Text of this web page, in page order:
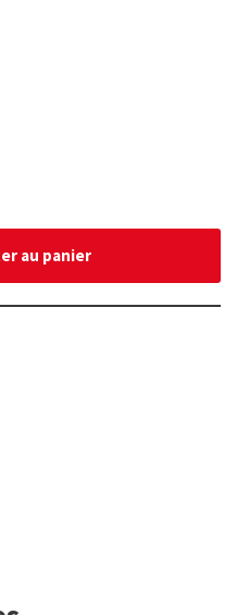
au panier